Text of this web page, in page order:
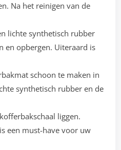
Na het reinigen van de
lichte synthetisch rubber
en opbergen. Uiteraard is
schoon te maken in
synthetisch rubber en de
liggen.
een must-have voor uw